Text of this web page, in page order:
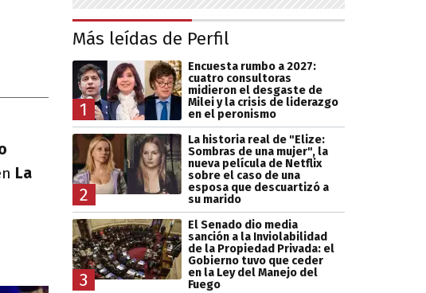
La
Más leídas de Perfil
1
Encuesta rumbo a 2027:
cuatro consultoras
midieron el desgaste de
Milei y la crisis de liderazgo
en el peronismo
2
La historia real de "Elize:
Sombras de una mujer", la
nueva película de Netflix
sobre el caso de una
esposa que descuartizó a
su marido
3
El Senado dio media
sanción a la Inviolabilidad
de la Propiedad Privada: el
Gobierno tuvo que ceder
en la Ley del Manejo del
Fuego